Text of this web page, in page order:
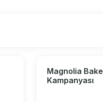
Magnolia
Kampanyası